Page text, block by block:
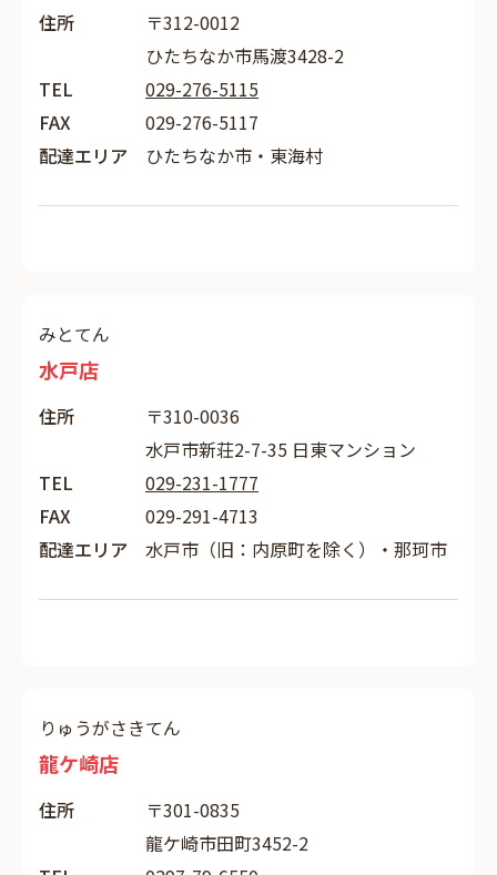
住所
〒312-0012
ひたちなか市馬渡3428-2
TEL
029-276-5115
FAX
029-276-5117
配達エリア
ひたちなか市・東海村
みとてん
水戸店
住所
〒310-0036
水戸市新荘2-7-35 日東マンション
TEL
029-231-1777
FAX
029-291-4713
配達エリア
水戸市（旧：内原町を除く）・那珂市
りゅうがさきてん
龍ケ崎店
住所
〒301-0835
龍ケ崎市田町3452-2